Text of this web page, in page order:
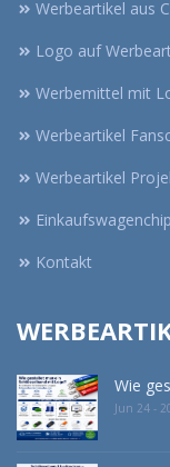
Werbeartikel aus
Logo auf
Werbemittel mit
Werbeartikel
Werbeartikel
Kontakt
Wie
Jun 24 -